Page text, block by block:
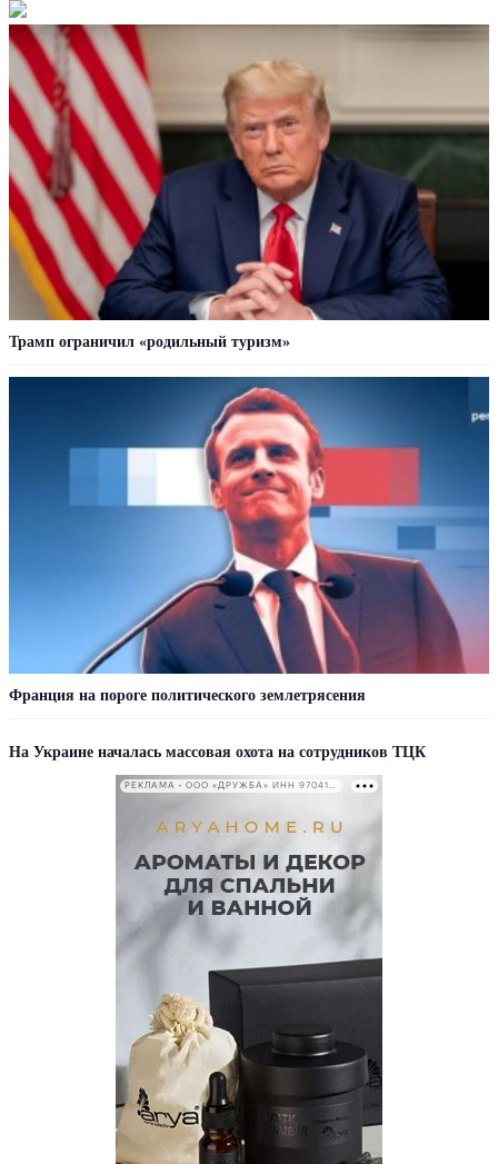
Трамп ограничил «родильный туризм»
Франция на пороге политического землетрясения
На Украине началась массовая охота на сотрудников ТЦК
РЕКЛАМА • ООО «ДРУЖБА» ИНН 9704146411